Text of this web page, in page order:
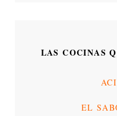
LAS COCINAS
EL